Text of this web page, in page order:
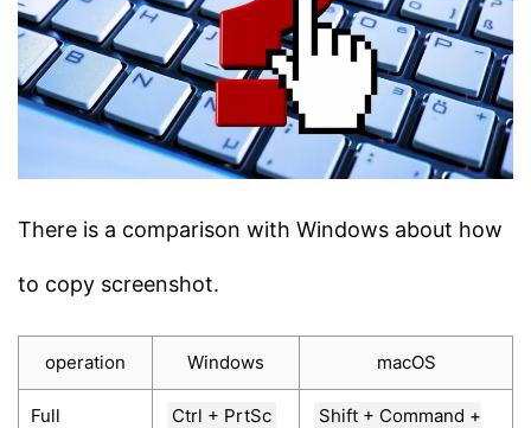
There is a comparison with Windows about how
to copy screenshot.
operation Windows macOS
Full
Ctrl + PrtSc
Shift + Command +